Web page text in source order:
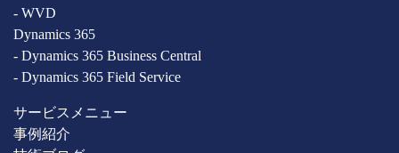
- WVD
Dynamics 365
- Dynamics 365 Business Central
- Dynamics 365 Field Service
サービスメニュー
事例紹介